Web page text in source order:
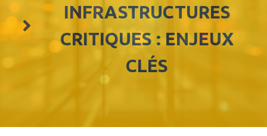
INFRASTRUCTURES
CRITIQUES : ENJEUX
CLÉS